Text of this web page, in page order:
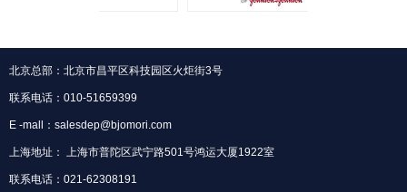
北京总部：北京市昌平区科技园区火炬街3号
联系电话：010-51659399
E -mall：salesdep@bjomori.com
上海地址： 上海市普陀区武宁路501号鸿运大厦1922室
联系电话：021-62308191